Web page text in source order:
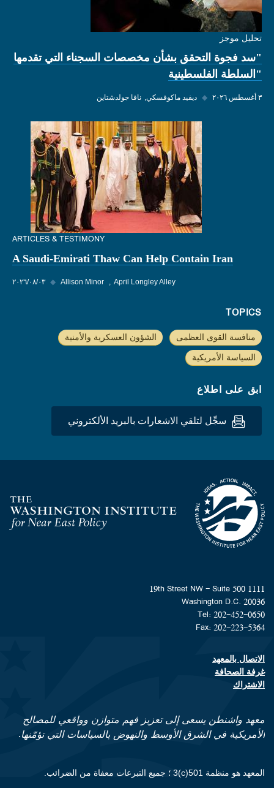
تحليل موجز
"سد فجوة التحقق بشأن مخصصات السجناء التي تقدمها
"السلطة الفلسطينية
٣ أغسطس ٢٠٢٦ ◆ ديفيد ماكوفسكي نافا جولدشتاين
ARTICLES & TESTIMONY
A Saudi-Emirati Thaw Can Help Contain Iran
٠٣‏/٠٨‏/٢٠٢٦ ◆ Allison Minor April Longley Alley
TOPICS
منافسة القوى العظمى الشؤون العسكرية والأمنية
السياسة الأمريكية
ابق على اطلاع
سجِّل لتلقي الاشعارات بالبريد الألكتروني
Homepage
1111 19th Street NW - Suite 500
Washington D.C. 20036
Tel: 202-452-0650
Fax: 202-223-5364
Footer contact links
الاتصال بالمعهد
غرفة الصحافة
الاشتراك
معهد واشنطن يسعى إلى تعزيز فهم متوازن وواقعي للمصالح
الأمريكية في الشرق الأوسط والنهوض بالسياسات التي تؤمّنها.
المعهد هو منظمة 501(c)3 ؛ جميع التبرعات معفاة من الضرائب.